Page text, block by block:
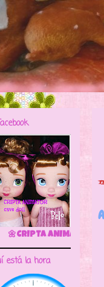
CAVE DOLL
está la hora